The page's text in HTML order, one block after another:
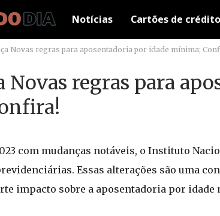
Notícias Cartões de crédito
Novas regras para aposentadoria por idade mínima;
Novas regras para
com mudanças notáveis, o Instituto
Essas alterações são uma
impacto sobre a aposentadoria por